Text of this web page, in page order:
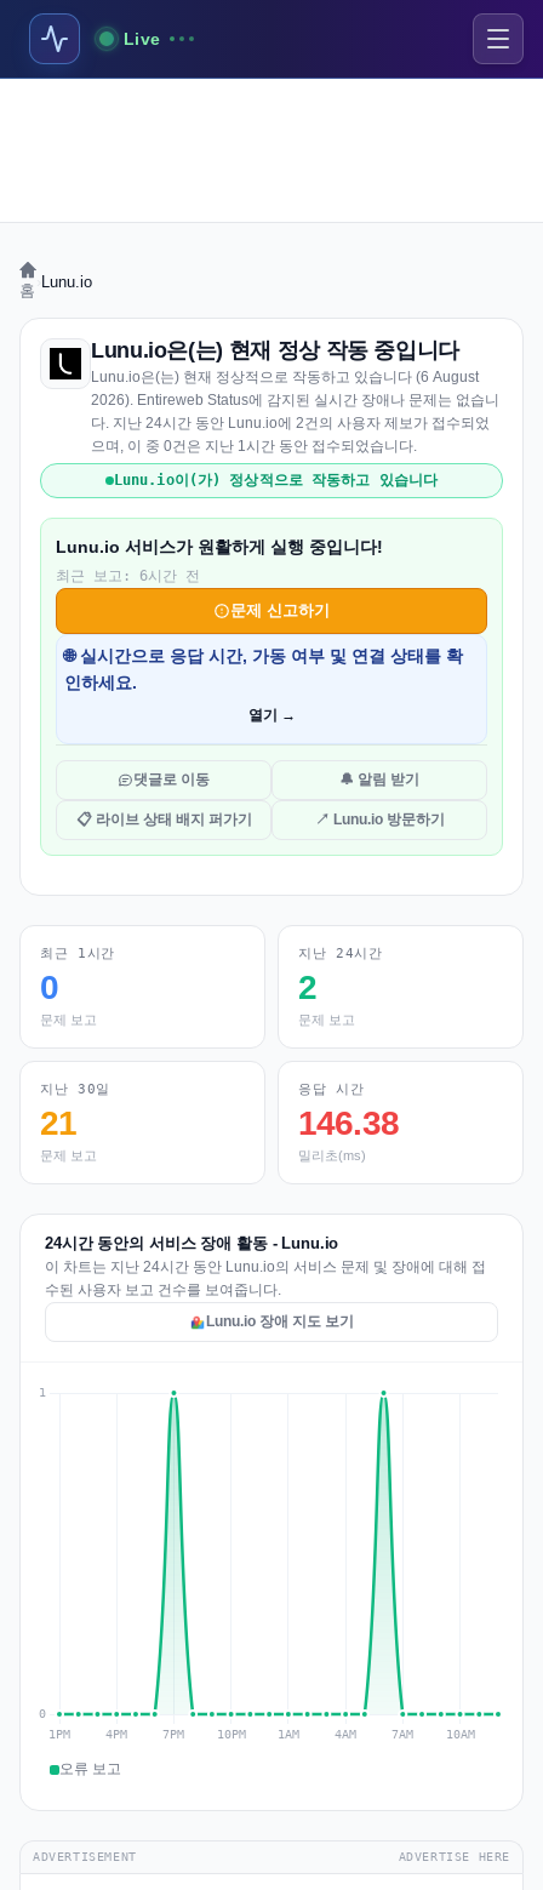
Live
홈 Lunu.io
Lunu.io은(는) 현재 정상 작동 중입니다
Lunu.io은(는) 현재 정상적으로 작동하고 있습니다 (6 August
2026). Entireweb Status에 감지된 실시간 장애나 문제는 없습니
다. 지난 24시간 동안 Lunu.io에 2건의 사용자 제보가 접수되었
으며, 이 중 0건은 지난 1시간 동안 접수되었습니다.
Lunu.io이(가) 정상적으로 작동하고 있습니다
Lunu.io 서비스가 원활하게 실행 중입니다!
최근 보고: 6시간 전
문제 신고하기
🌐 실시간으로 응답 시간, 가동 여부 및 연결 상태를 확
인하세요.
열기 →
댓글로 이동 🔔 알림 받기
📋 라이브 상태 배지 퍼가기 ↗ Lunu.io 방문하기
최근 1시간
0
문제 보고
지난 24시간
2
문제 보고
지난 30일
21
문제 보고
응답 시간
146.38
밀리초(ms)
24시간 동안의 서비스 장애 활동 - Lunu.io
이 차트는 지난 24시간 동안 Lunu.io의 서비스 문제 및 장애에 대해 접
수된 사용자 보고 건수를 보여줍니다.
Lunu.io 장애 지도 보기
오류 보고
ADVERTISEMENT ADVERTISE HERE